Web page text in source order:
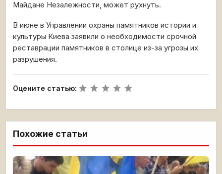
Майдане Незалежности, может рухнуть.
В июне в Управлении охраны памятников истории и
культуры Киева заявили о необходимости срочной
реставрации памятников в столице из-за угрозы их
разрушения.
Оцените статью:
Похожие статьи